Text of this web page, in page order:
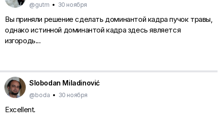
@gutm • 30 ноября
Вы приняли решение сделать доминантой кадра пучок травы,
однако истинной доминантой кадра здесь является
изгородь...
Slobodan Miladinović
@boda • 30 ноября
Excellent.